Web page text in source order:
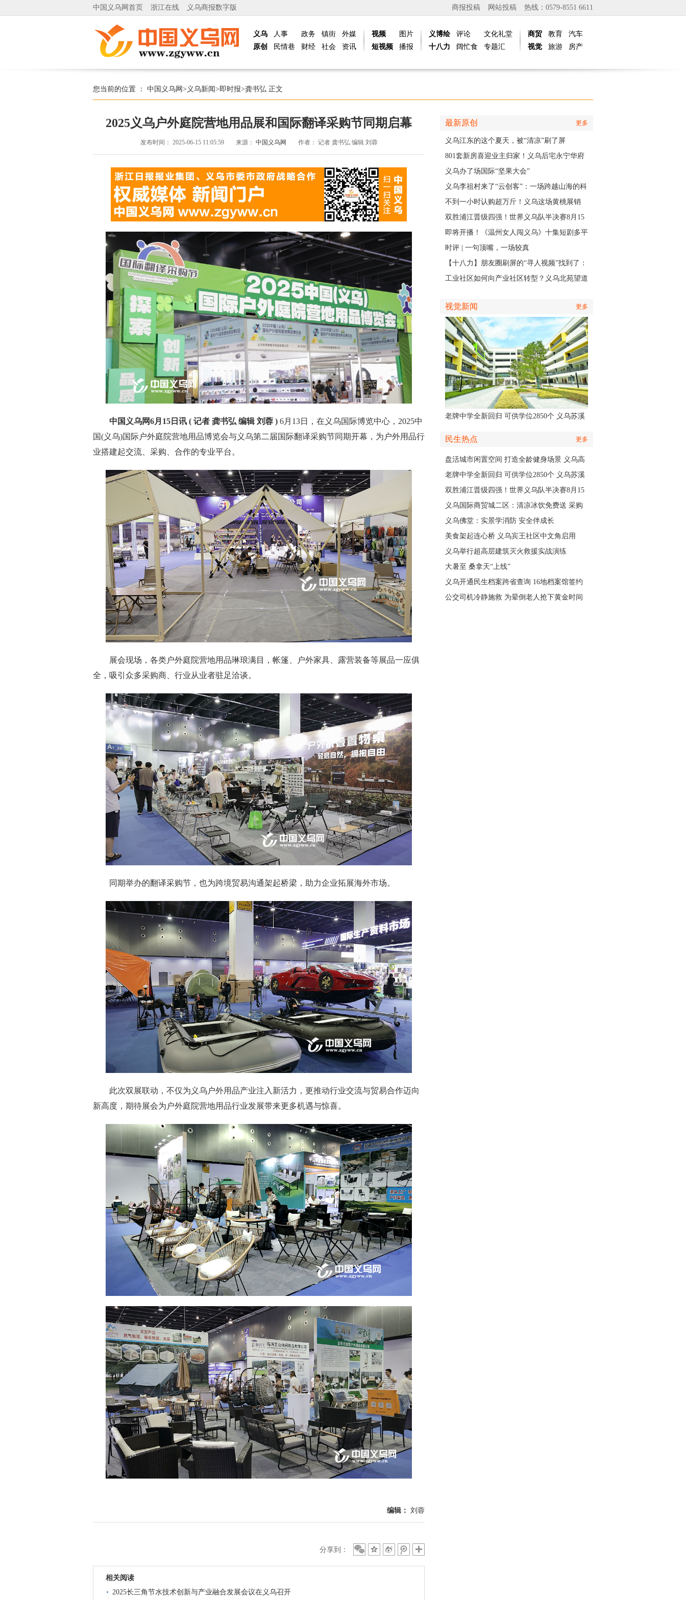
中国义乌网首页 浙江在线 义乌商报数字版 热线：0579-8551 6611
网站投稿
商报投稿
义乌
原创
人事
民情巷
政务
财经
镇街
社会
外媒
资讯
视频
短视频
图片
播报
义博绘
十八力
评论
阔忙食
文化礼堂
专题汇
商贸
视觉
教育
旅游
汽车
房产
您当前的位置 ： 中国义乌网 > 义乌新闻>即时报>龚书弘 正文
2025义乌户外庭院营地用品展和国际翻译采购节同期启幕
发布时间： 2025-06-15 11:05:59 来源： 中国义乌网 作者： 记者 龚书弘 编辑 刘蓉
中国义乌网6月15日讯 ( 记者 龚书弘 编辑 刘蓉 ) 6月13日，在义乌国际博览中心，2025中
国(义乌)国际户外庭院营地用品博览会与义乌第二届国际翻译采购节同期开幕，为户外用品行
业搭建起交流、采购、合作的专业平台。
展会现场，各类户外庭院营地用品琳琅满目，帐篷、户外家具、露营装备等展品一应俱
全，吸引众多采购商、行业从业者驻足洽谈。
同期举办的翻译采购节，也为跨境贸易沟通架起桥梁，助力企业拓展海外市场。
此次双展联动，不仅为义乌户外用品产业注入新活力，更推动行业交流与贸易合作迈向
新高度，期待展会为户外庭院营地用品行业发展带来更多机遇与惊喜。
编辑： 刘蓉
分享到：
相关阅读
2025长三角节水技术创新与产业融合发展会议在义乌召开
最新原创 更多
义乌江东的这个夏天，被“清凉”刷了屏
801套新房喜迎业主归家！义乌后宅永宁华府
高层公寓正式启动交付
义乌办了场国际“坚果大会”
义乌李祖村来了“云创客”：一场跨越山海的科
创接力
不到一小时认购超万斤！义乌这场黄桃展销
会“火力全开”
双胜浦江晋级四强！世界义乌队半决赛8月15
日主场开打
即将开播！《温州女人闯义乌》十集短剧多平
台同步上线
时评 | 一句顶嘴，一场较真
【十八力】朋友圈刷屏的“寻人视频”找到了：
那个递出雨衣的义乌排水人，原来是他
工业社区如何向产业社区转型？义乌北苑望道
视觉新闻 更多
老牌中学全新回归 可供学位2850个 义乌苏溪
民生热点 更多
盘活城市闲置空间 打造全龄健身场景 义乌高
质量落地省级文体民生实事
老牌中学全新回归 可供学位2850个 义乌苏溪
中学9月投用
双胜浦江晋级四强！世界义乌队半决赛8月15
日主场开打
义乌国际商贸城二区：清凉冰饮免费送 采购
商可就近领取
义乌佛堂：实景学消防 安全伴成长
美食架起连心桥 义乌宾王社区中文角启用
义乌举行超高层建筑灭火救援实战演练
大暑至 桑拿天“上线”
义乌开通民生档案跨省查询 16地档案馆签约
合作
公交司机冷静施救 为晕倒老人抢下黄金时间